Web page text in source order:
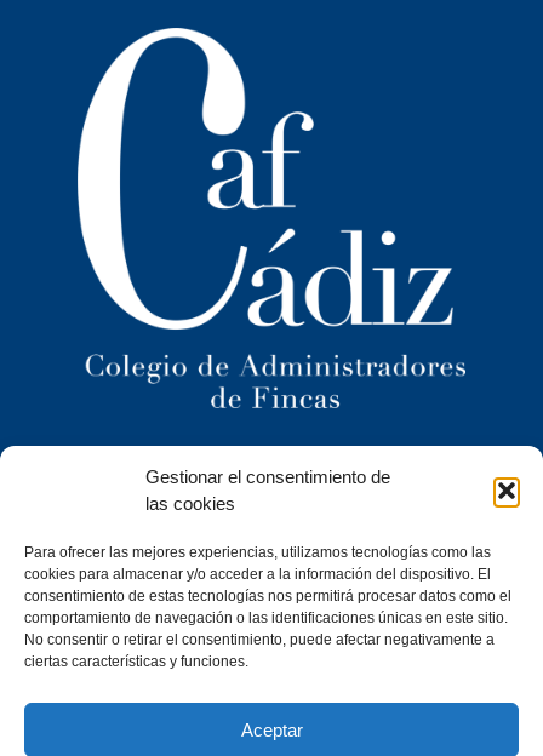
Gestionar el consentimiento de
las cookies
Para ofrecer las mejores experiencias, utilizamos tecnologías como las
cookies para almacenar y/o acceder a la información del dispositivo. El
consentimiento de estas tecnologías nos permitirá procesar datos como el
comportamiento de navegación o las identificaciones únicas en este sitio.
No consentir o retirar el consentimiento, puede afectar negativamente a
ciertas características y funciones.
Aceptar
Ilustre Colegio Territorial
de Administradores de Fincas
de Cádiz y
C/ Caracuel, 24-1º Izq · 11402 Jerez de la Frontera (Cádiz)
Tel. 956 30 72 86
secretaria@cafcadiz.com